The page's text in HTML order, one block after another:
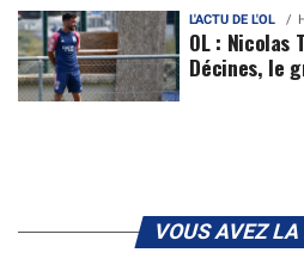
L'ACTU DE L'OL
OL : Nicolas
Décines, le
VOUS AVEZ